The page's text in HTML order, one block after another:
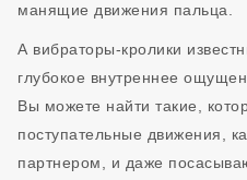
манящие движения пальца.
А вибраторы-кролики
глубокое внутреннее
Вы можете найти такие,
поступательные движения,
партнером, и даже